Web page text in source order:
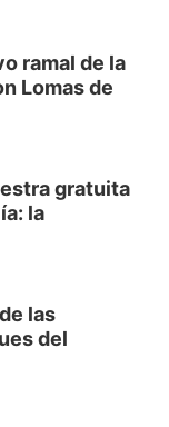
ramal de la
Lomas de
gratuita
la
las
del